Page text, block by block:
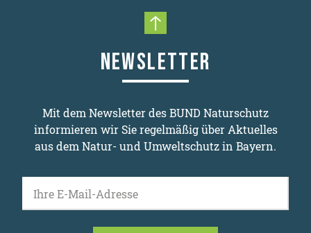
Nach oben scrollen
NEWSLETTER
Mit dem Newsletter des BUND Naturschutz
informieren wir Sie regelmäßig über Aktuelles
aus dem Natur- und Umweltschutz in Bayern.
Ihre E-Mail-Adresse